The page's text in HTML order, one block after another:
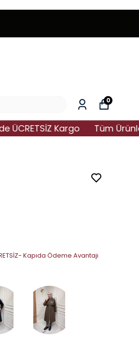
0
Kargo Tüm Ürünlerde
Kapıda Ödeme Avantajı